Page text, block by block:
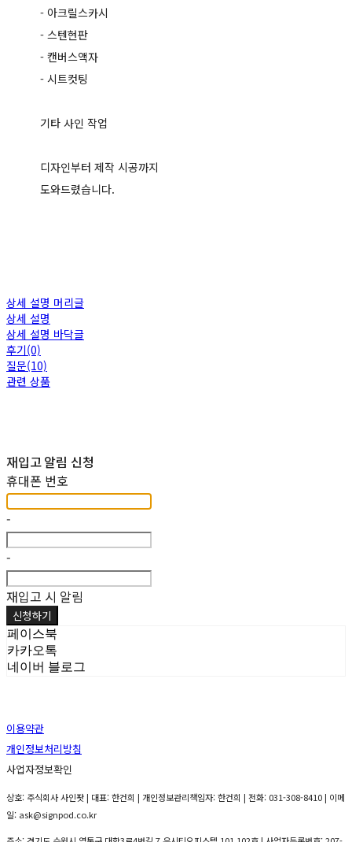
- 아크릴스카시
- 스텐현판
- 캔버스액자
- 시트컷팅
기타 사인 작업
디자인부터 제작 시공까지
도와드렸습니다.
상세 설명 머리글
상세 설명
상세 설명 바닥글
후기(0)
질문(10)
관련 상품
재입고 알림 신청
휴대폰 번호
-
-
재입고 시 알림
신청하기
페이스북
카카오톡
네이버 블로그
이용약관
개인정보처리방침
사업자정보확인
상호: 주식회사 사인팟 | 대표: 한건희 | 개인정보관리책임자: 한건희 | 전화: 031-308-8410 | 이메
일: ask@signpod.co.kr